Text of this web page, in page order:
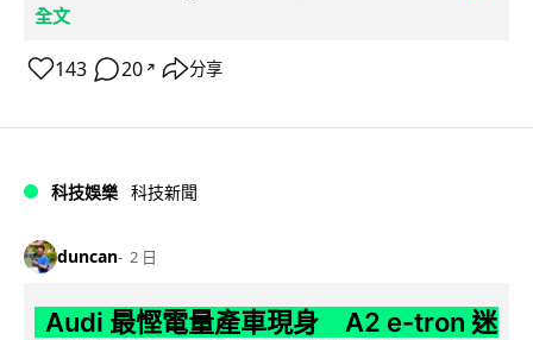
全文
143 20 ↗ 分享
科技娛樂 科技新聞
duncan 2 日
Audi 最慳電量產車現身 A2 e-tron 迷